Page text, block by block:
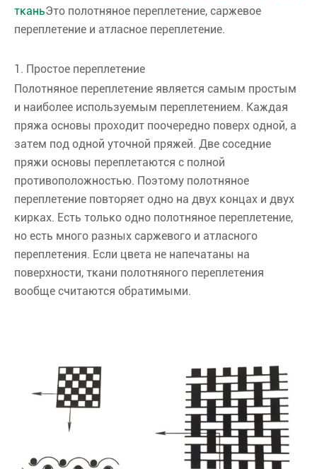
тканьЭто полотняное переплетение, саржевое
переплетение и атласное переплетение.
1. Простое переплетение
Полотняное переплетение является самым простым
и наиболее используемым переплетением. Каждая
пряжа основы проходит поочередно поверх одной, а
затем под одной уточной пряжей. Две соседние
пряжи основы переплетаются с полной
противоположностью. Поэтому полотняное
переплетение повторяет одно на двух концах и двух
кирках. Есть только одно полотняное переплетение,
но есть много разных саржевого и атласного
переплетения. Если цвета не напечатаны на
поверхности, ткани полотняного переплетения
вообще считаются обратимыми.